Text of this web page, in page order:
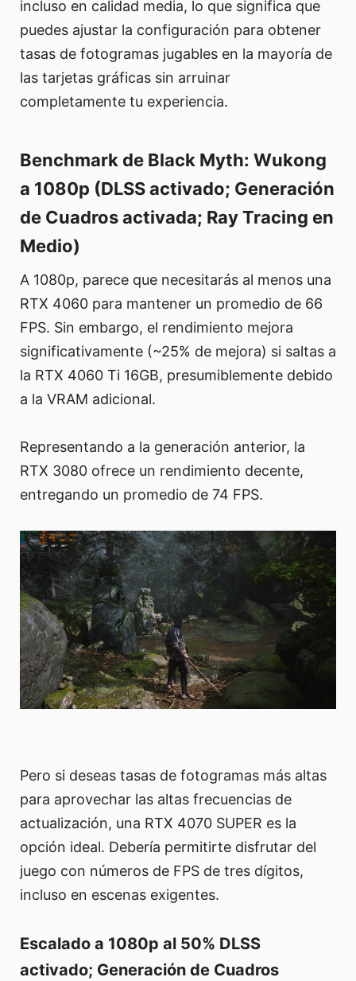
incluso en calidad media, lo que significa que
puedes ajustar la configuración para obtener
tasas de fotogramas jugables en la mayoría de
las tarjetas gráficas sin arruinar
completamente tu experiencia.
Benchmark de Black Myth: Wukong
a 1080p (DLSS activado; Generación
de Cuadros activada; Ray Tracing en
Medio)
A 1080p, parece que necesitarás al menos una
RTX 4060 para mantener un promedio de 66
FPS. Sin embargo, el rendimiento mejora
significativamente (~25% de mejora) si saltas a
la RTX 4060 Ti 16GB, presumiblemente debido
a la VRAM adicional.
Representando a la generación anterior, la
RTX 3080 ofrece un rendimiento decente,
entregando un promedio de 74 FPS.
Pero si deseas tasas de fotogramas más altas
para aprovechar las altas frecuencias de
actualización, una RTX 4070 SUPER es la
opción ideal. Debería permitirte disfrutar del
juego con números de FPS de tres dígitos,
incluso en escenas exigentes.
Escalado a 1080p al 50% DLSS
activado; Generación de Cuadros